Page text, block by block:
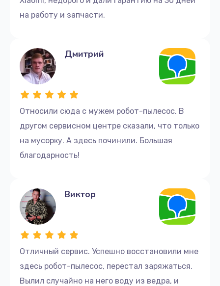
телефону +7 (499) 229-21-87 или приходите в офис
по адресу: улица Серпуховский Вал, 21к4. Наши
Не откладывайте ремонт пылесоса STIHL.
Обратитесь к нам уже сегодня и доверьте ремонт
опытным специалистам. Мы сделаем все
возможное, чтобы ваш пылесос STIHL снова
работал эффективно и безупречно!
на работу и запчасти.
Относили сюда с мужем робот-пылесос. В
другом сервисном центре сказали, что только
на мусорку. А здесь починили. Большая
благодарность!
Дмитрий
Отличный сервис. Успешно восстановили мне
здесь робот-пылесос, перестал заряжаться.
Вылил случайно на него воду из ведра, и
Виктор